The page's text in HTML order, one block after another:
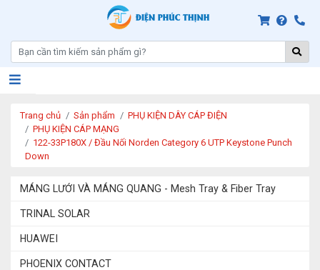
Trang chủ Sản phẩm
PHỤ KIỆN DÂY CÁP ĐIỆN
PHỤ KIỆN CÁP MẠNG
122-33P180X / Đầu Nối Norden Category 6 UTP Keystone Punch
Down
MÁNG LƯỚI VÀ MÁNG QUANG - Mesh Tray & Fiber Tray
TRINAL SOLAR
HUAWEI
PHOENIX CONTACT